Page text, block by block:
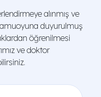
alınmış ve
duyurulmuş
öğrenilmesi
ve doktor